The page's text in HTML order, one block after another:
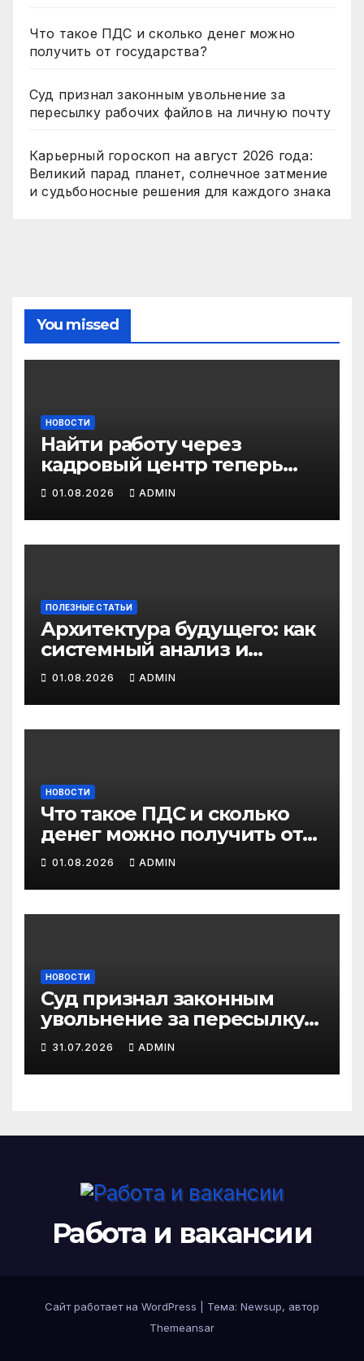
Что такое ПДС и сколько денег можно
получить от государства?
Суд признал законным увольнение за
пересылку рабочих файлов на личную почту
Карьерный гороскоп на август 2026 года:
Великий парад планет, солнечное затмение
и судьбоносные решения для каждого знака
You missed
НОВОСТИ
Найти работу через
кадровый центр теперь
можно в два раза быстрее
01.08.2026 ADMIN
ПОЛЕЗНЫЕ СТАТЬИ
Архитектура будущего: как
системный анализ и
интеллектуальные
системы управления
бизнес-процессами
переписывают правила
01.08.2026 ADMIN
НОВОСТИ
Что такое ПДС и сколько
денег можно получить от
государства?
01.08.2026 ADMIN
НОВОСТИ
Суд признал законным
увольнение за пересылку
рабочих файлов на личную
почту
31.07.2026 ADMIN
Работа и вакансии
Сайт работает на WordPress
Тема: Newsup, автор
Themeansar